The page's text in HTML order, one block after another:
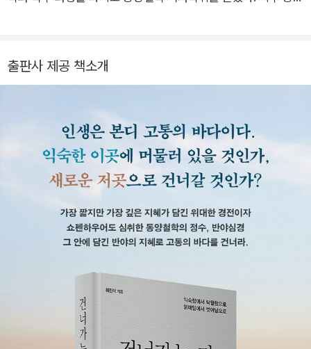
교 철학과 교수로 재직했으며, 2015년에 건명원(建明苑)을 설
새말새몸짓을 설립하여 이사장으로 있으며, 고향 함평에 새말새
몸짓 기본학교를 세워 청년 인재를 양성하는 데에 힘쓰고 있다.
삶의 지혜와 인문학적 통찰을 담은 강연 및 저술 활동을 활발히
하고 있으며, 지은 책으로 《생각하는 힘 노자 인문학》 《나 홀로
의 시선》 《경계에 흐르다》 《최진석의 대한민국 읽기》 등이 있다.
또 《장자철학》 《노장신론》 《노자의소》(공역) 등의 책을 우리말
출판사 제공 책소개